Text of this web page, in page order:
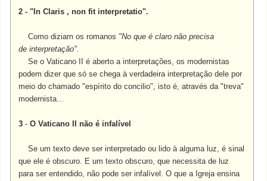
2 - "In Claris , non fit interpretatio".
Como diziam os romanos "No que é claro não precisa
de interpretação".
Se o Vaticano II é aberto a interpretações, os modernistas
podem dizer que só se chega à verdadeira interpretação dele por
meio do chamado "espírito do concilio", isto é, através da "treva"
modernista...
3-O Vaticano II não é infalível
Se um texto deve ser interpretado ou lido à alguma luz, é sinal
que ele é obscuro. E um texto obscuro, que necessita de luz
para ser entendido, não pode ser infalível. O que a Igreja ensina